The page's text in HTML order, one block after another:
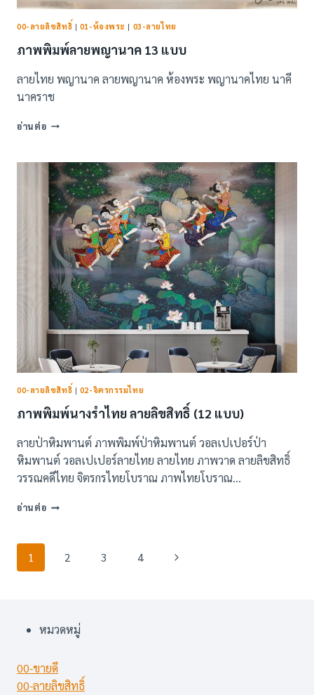
00-ลายลิขสิทธิ์ | 01-ห้องพระ | 03-ลายไทย
ภาพพิมพ์ลายพญานาค 13 แบบ
ลายไทย พญานาค ลายพญานาค ห้องพระ พญานาคไทย นาคี
นาคราช
อ่านต่อภาพ
พญานาค
13
แบบ
00-ลายลิขสิทธิ์ | 02-จิตรกรรมไทย
ภาพพิมพ์นางรำไทย ลายลิขสิทธิ์ (12 แบบ)
ลายป่าหิมพานต์ ภาพพิมพ์ป่าหิมพานต์ วอลเปเปอร์ป่า
หิมพานต์ วอลเปเปอร์ลายไทย ลายไทย ภาพวาด ลายลิขสิทธิ์
วรรณคดีไทย จิตรกรไทยโบราณ ภาพไทยโบราณ…
อ่านต่อภาพ
Page
navigation
1 2 3 4
Next
หมวดหมู่
00-ขายดี
00-ลายลิขสิทธิ์